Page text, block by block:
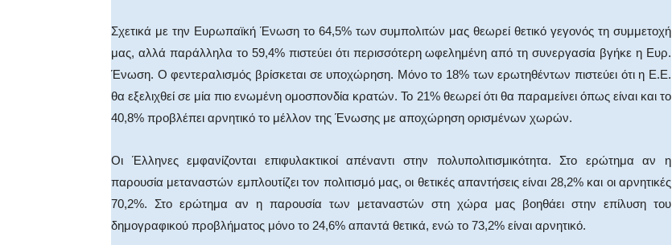
Σχετικά με την Ευρωπαϊκή Ένωση το 64,5% των συμπολιτών μας θεωρεί θετικό γεγονός τη συμμετοχή
μας, αλλά παράλληλα το 59,4% πιστεύει ότι περισσότερη ωφελημένη από τη συνεργασία βγήκε η Ευρ.
Ένωση. Ο φεντεραλισμός βρίσκεται σε υποχώρηση. Μόνο το 18% των ερωτηθέντων πιστεύει ότι η Ε.Ε.
θα εξελιχθεί σε μία πιο ενωμένη ομοσπονδία κρατών. Το 21% θεωρεί ότι θα παραμείνει όπως είναι και το
40,8% προβλέπει αρνητικό το μέλλον της Ένωσης με αποχώρηση ορισμένων χωρών.
Οι Έλληνες εμφανίζονται επιφυλακτικοί απέναντι στην πολυπολιτισμικότητα. Στο ερώτημα αν η
παρουσία μεταναστών εμπλουτίζει τον πολιτισμό μας, οι θετικές απαντήσεις είναι 28,2% και οι αρνητικές
70,2%. Στο ερώτημα αν η παρουσία των μεταναστών στη χώρα μας βοηθάει στην επίλυση του
δημογραφικού προβλήματος μόνο το 24,6% απαντά θετικά, ενώ το 73,2% είναι αρνητικό.